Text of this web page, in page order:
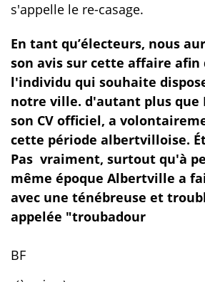
s'appelle le re-casage.
En tant qu’électeurs, nous
son avis sur cette affaire afin
l'individu qui souhaite
notre ville. d'autant plus que
son CV officiel, a
cette période albertvilloise.
Pas vraiment, surtout qu'à
même époque Albertville a
avec une ténébreuse et
appelée "troubadour
BF